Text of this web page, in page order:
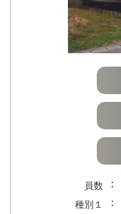
員数 ：
種別１
：